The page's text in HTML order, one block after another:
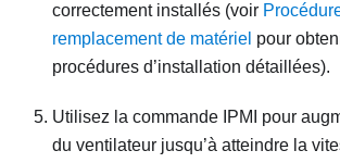
correctement installés (voir
remplacement de matériel pour
procédures d’installation détaillées).
Utilisez la commande IPMI pour
du ventilateur jusqu’à atteindre la